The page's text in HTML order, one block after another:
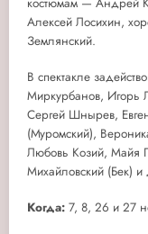
Алексей Лосихин,
Землянский.
В спектакле
Миркурбанов, Игорь
Сергей Шнырев,
(Муромский),
Любовь Козий, Майя
Михайловский (Бек) и
Когда: 7, 8, 26 и 27